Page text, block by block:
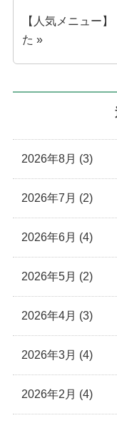
【人気メニュー
た »
2026年8月 (3)
2026年7月 (2)
2026年6月 (4)
2026年5月 (2)
2026年4月 (3)
2026年3月 (4)
2026年2月 (4)